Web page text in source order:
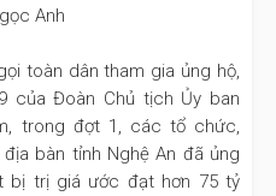
Anh
toàn dân tham gia ủng hộ,
của Đoàn Chủ tịch Ủy ban
trong đợt 1, các tổ chức,
bàn tỉnh Nghệ An đã ủng
bị trị giá ước đạt hơn 75 tỷ